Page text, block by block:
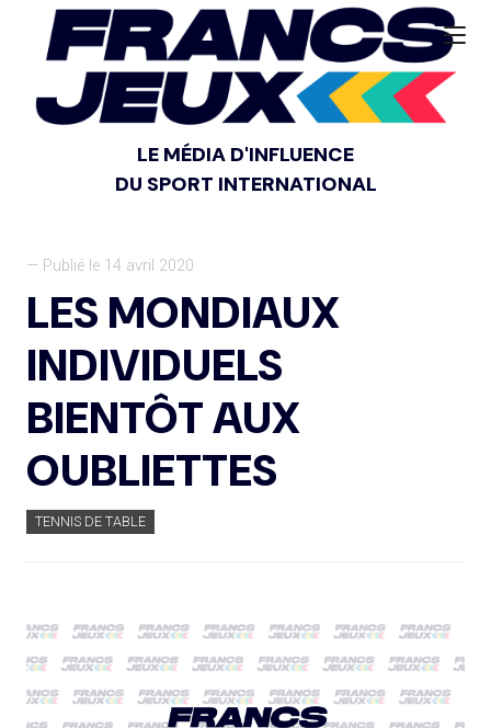
LE MÉDIA D'INFLUENCE
DU SPORT INTERNATIONAL
— Publié le 14 avril 2020
LES MONDIAUX
INDIVIDUELS
BIENTÔT AUX
OUBLIETTES
TENNIS DE TABLE